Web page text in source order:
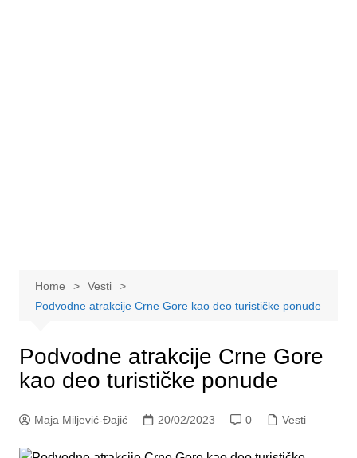
Home
Vesti
Podvodne atrakcije Crne Gore kao deo turističke ponude
Podvodne atrakcije Crne Gore
kao deo turističke ponude
Maja Miljević-Đajić 20/02/2023 0 Vesti